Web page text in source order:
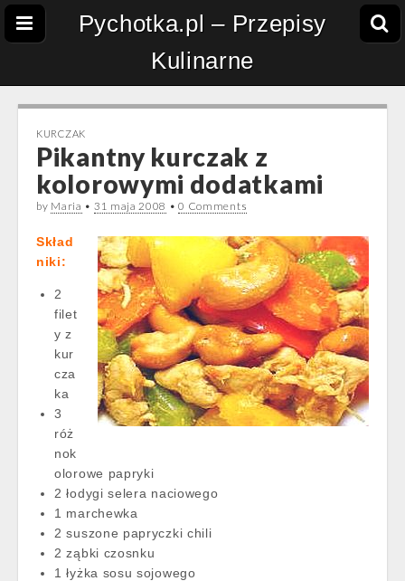
Pychotka.pl – Przepisy
Kulinarne
KURCZAK
Pikantny kurczak z
kolorowymi dodatkami
by Maria • 31 maja 2008 •0 Comments
Skład
niki:
2
filet
y z
kur
cza
ka
3
róż
nok
olorowe papryki
2 łodygi selera naciowego
1 marchewka
2 suszone papryczki chili
2 ząbki czosnku
1 łyżka sosu sojowego